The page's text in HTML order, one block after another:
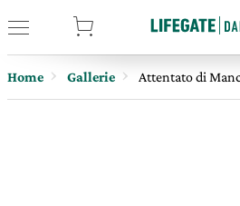
Home Gallerie Attentato di